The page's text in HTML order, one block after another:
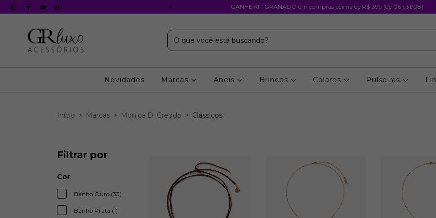
s/ juros em todos os cartões GANHE KIT GRANADO em compras acima de R$1399 (de 06 a31/08)
Novidades Marcas Aneis Brincos Colares Pulseiras
Início > Marcas > Monica Di Creddo > Clássicos
Filtrar por
Cor
Banho Ouro (33)
Banho Prata (1)